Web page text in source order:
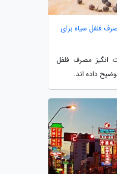
فلفل سیاه برای
انگیز مصرف فلفل
داده اند.